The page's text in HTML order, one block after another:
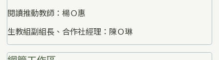
閱讀推動教師：楊Ｏ惠
生教組副組長、合作社經理：陳Ｏ琳